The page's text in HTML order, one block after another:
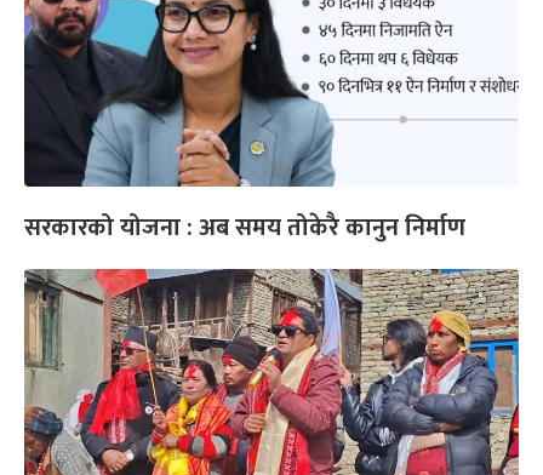
सरकारको योजना : अब समय तोकेरै कानुन निर्माण